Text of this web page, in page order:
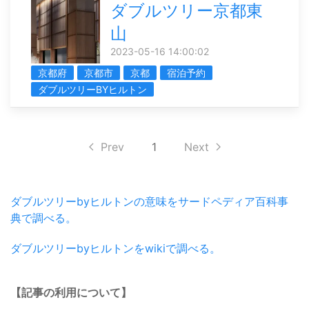
ダブルツリー京都東
山
2023-05-16 14:00:02
京都府
京都市 京都
宿泊予約
ダブルツリーBYヒルトン
Prev 1 Next
ダブルツリーbyヒルトンの意味をサードペディア百科事
典で調べる。
ダブルツリーbyヒルトンをwikiで調べる。
【記事の利用について】